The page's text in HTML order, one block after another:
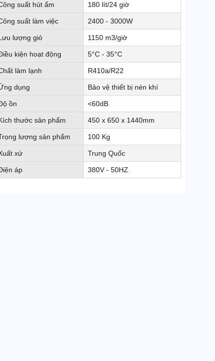
suất hút ẩm 180 lít/24 giờ
suất làm việc 2400 - 3000W
lượng gió 1150 m3/giờ
kiện hoạt động 5°C - 35°C
làm lạnh R410a/R22
dụng Bảo vệ thiết bị nén khí
ồn <60dB
thước sản phẩm 450 x 650 x 1440mm
lượng sản phẩm 100 Kg
xứ Trung Quốc
áp 380V - 50HZ